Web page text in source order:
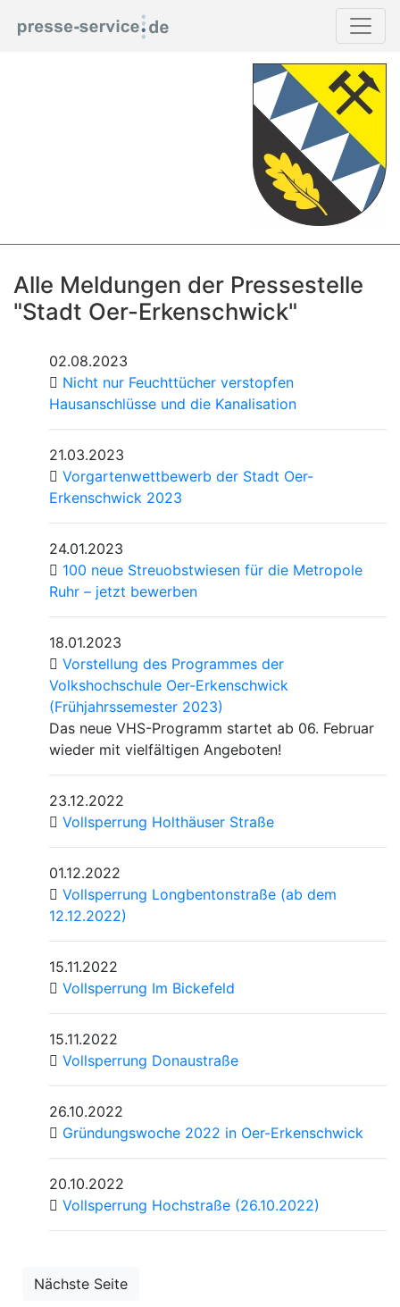
Alle Meldungen der Pressestelle
"Stadt Oer-Erkenschwick"
02.08.2023
Nicht nur Feuchttücher verstopfen
Hausanschlüsse und die Kanalisation
21.03.2023
Vorgartenwettbewerb der Stadt Oer-
Erkenschwick 2023
24.01.2023
100 neue Streuobstwiesen für die Metropole
Ruhr – jetzt bewerben
18.01.2023
Vorstellung des Programmes der
Volkshochschule Oer-Erkenschwick
(Frühjahrssemester 2023)
Das neue VHS-Programm startet ab 06. Februar
wieder mit vielfältigen Angeboten!
23.12.2022
Vollsperrung Holthäuser Straße
01.12.2022
Vollsperrung Longbentonstraße (ab dem
12.12.2022)
15.11.2022
Vollsperrung Im Bickefeld
15.11.2022
Vollsperrung Donaustraße
26.10.2022
Gründungswoche 2022 in Oer-Erkenschwick
20.10.2022
Vollsperrung Hochstraße (26.10.2022)
Nächste Seite